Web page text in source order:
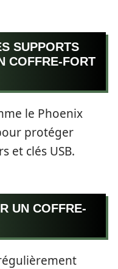
SUPPORTS
COFFRE-FORT
le Phoenix
protéger
et clés USB.
UN COFFRE-